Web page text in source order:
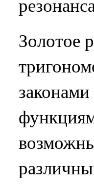
Золотое